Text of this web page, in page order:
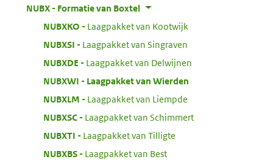
NUBX:
Formatie van Boxtel
NUBXKO
Laagpakket van Kootwijk
NUBXSI
Laagpakket van Singraven
NUBXDE
Laagpakket van Delwijnen
NUBXWI
Laagpakket van Wierden
NUBXLM
Laagpakket van Liempde
NUBXSC:
Laagpakket van Schimmert
NUBXTI
Laagpakket van Tilligte
NUBXBS:
Laagpakket van Best